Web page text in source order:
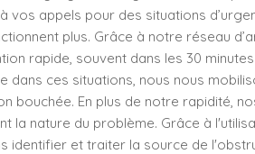
vos appels pour des situations
plus. Grâce à notre réseau
rapide, souvent dans les 30
dans ces situations, nous nous
bouchée. En plus de notre rapidité,
la nature du problème. Grâce à
identifier et traiter la source de